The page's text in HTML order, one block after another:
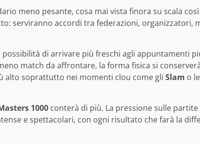
meno pesante, cosa mai vista finora su scala
serviranno accordi tra federazioni, organizzatori,
di arrivare più freschi agli appuntamenti
match da affrontare, la forma fisica si
alto soprattutto nei momenti clou come gli Slam o
1000 conterà di più. La pressione sulle partite
e spettacolari, con ogni risultato che farà la